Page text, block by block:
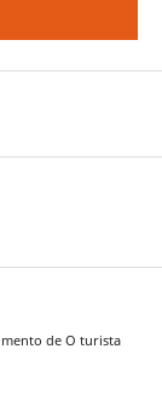
de O turista